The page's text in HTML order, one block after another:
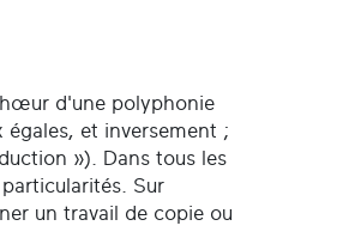
d'une polyphonie
et inversement ;
»). Dans tous les
Sur
un travail de copie ou